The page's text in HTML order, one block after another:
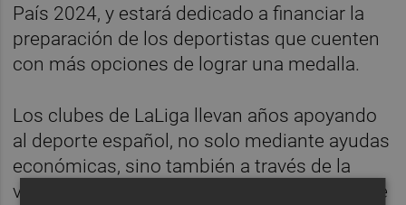
País 2024, y estará dedicado a financiar la
preparación de los deportistas que cuenten
con más opciones de lograr una medalla.
Los clubes de LaLiga llevan años apoyando
al deporte español, no solo mediante ayudas
económicas, sino también a través de la
visibilidad que LaLiga tiene a nivel nacional e